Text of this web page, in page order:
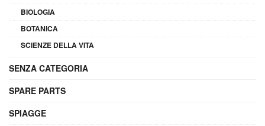
BIOLOGIA
BOTANICA
SCIENZE DELLA VITA
SENZA CATEGORIA
SPARE PARTS
SPIAGGE